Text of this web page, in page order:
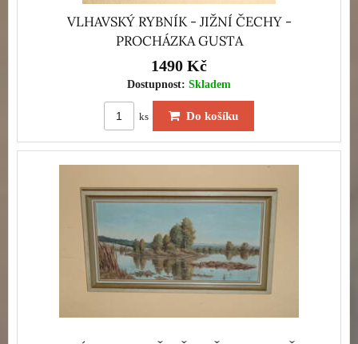
VLHAVSKÝ RYBNÍK - JIŽNÍ ČECHY -
PROCHÁZKA GUSTA
1490 Kč
Dostupnost: Skladem
ks Do košíku